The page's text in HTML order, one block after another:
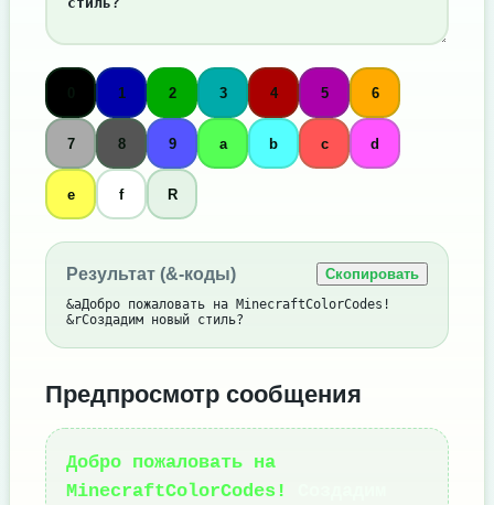
1 2 3 4 5 6
7 8 9 a b c d
e f R
Результат (&-коды) Скопировать
&aДобро пожаловать на MinecraftColorCodes!
&rСоздадим новый стиль?
Предпросмотр сообщения
Добро пожаловать на
MinecraftColorCodes!